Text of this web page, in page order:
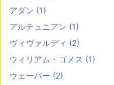
アダン (1)
アルチュニアン (1)
ヴィヴァルディ (2)
ウィリアム・ゴメス (1)
ウェーバー (2)